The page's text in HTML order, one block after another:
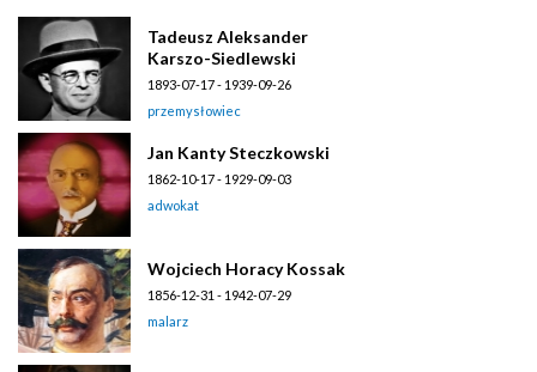
Tadeusz Aleksander
Karszo-Siedlewski
1893-07-17 - 1939-09-26
przemysłowiec
Jan Kanty Steczkowski
1862-10-17 - 1929-09-03
adwokat
Wojciech Horacy Kossak
1856-12-31 - 1942-07-29
malarz